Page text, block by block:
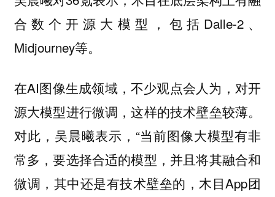
合数个开源大模型，包括Dalle-2、
Midjourney等。
在AI图像生成领域，不少观点会人为，对开
源大模型进行微调，这样的技术壁垒较薄。
对此，吴晨曦表示，“当前图像大模型有非
常多，要选择合适的模型，并且将其融合和
微调，其中还是有技术壁垒的，木目App团